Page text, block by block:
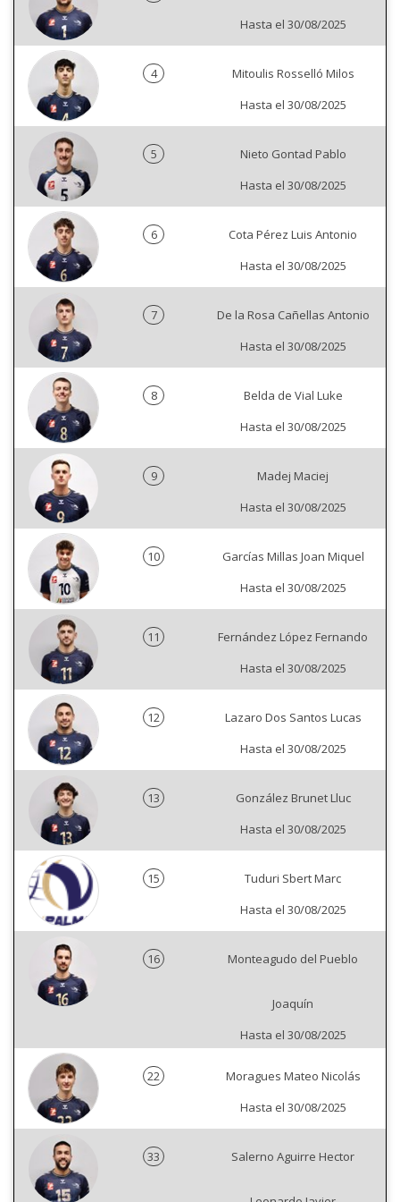
Hasta el 30/08/2025
4
Mitoulis Rosselló Milos
Hasta el 30/08/2025
5
Nieto Gontad Pablo
Hasta el 30/08/2025
6
Cota Pérez Luis Antonio
Hasta el 30/08/2025
7
De la Rosa Cañellas Antonio
Hasta el 30/08/2025
8
Belda de Vial Luke
Hasta el 30/08/2025
9
Madej Maciej
Hasta el 30/08/2025
10
Garcías Millas Joan Miquel
Hasta el 30/08/2025
11
Fernández López Fernando
Hasta el 30/08/2025
12
Lazaro Dos Santos Lucas
Hasta el 30/08/2025
13
González Brunet Lluc
Hasta el 30/08/2025
15
Tuduri Sbert Marc
Hasta el 30/08/2025
16 Monteagudo del Pueblo
Joaquín
Hasta el 30/08/2025
22
Moragues Mateo Nicolás
Hasta el 30/08/2025
33 Salerno Aguirre Hector